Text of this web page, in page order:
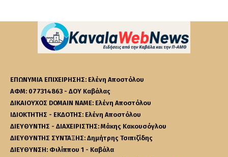
ΕΠΩΝΥΜΙΑ ΕΠΙΧΕΙΡΗΣΗΣ: Ελένη Αποστόλου
ΑΦΜ: 077314863 - ΔΟΥ Καβάλας
ΔΙΚΑΙΟΥΧΟΣ DOMAIN NAME: Ελένη Αποστόλου
ΙΔΙΟΚΤΗΤΗΣ - ΕΚΔΟΤΗΣ: Ελένη Αποστόλου
ΔΙΕΥΘΥΝΤΗΣ - ΔΙΑΧΕΙΡΙΣΤΗΣ: Μάκης Κακουσόγλου
ΔΙΕΥΘΥΝΤΗΣ ΣΥΝΤΑΞΗΣ: Δημήτρης Τσιπιζίδης
ΔΙΕΥΘΥΝΣΗ: Φιλίππου 1 - Καβάλα